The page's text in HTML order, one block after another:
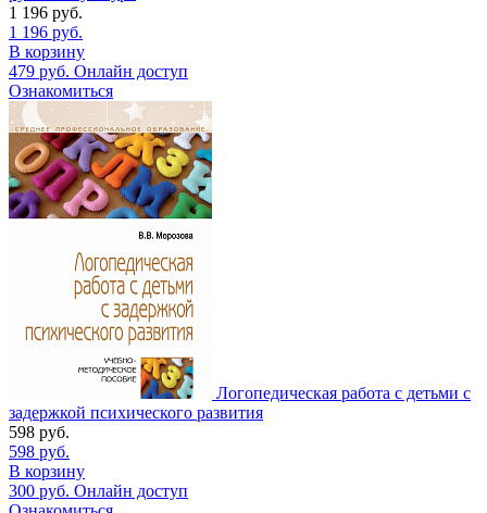
1 196 руб.
1 196 руб.
В корзину
479 руб. Онлайн доступ
Ознакомиться
Логопедическая работа с детьми с
задержкой психического развития
598 руб.
598 руб.
В корзину
300 руб. Онлайн доступ